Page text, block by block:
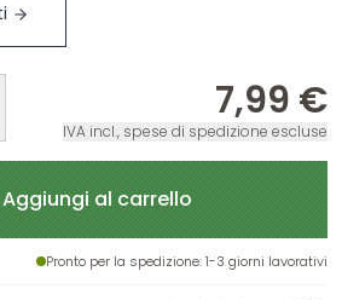
7,99 €
IVA incl., spese di spedizione escluse
Aggiungi al carrello
Pronto per la spedizione: 1-3 giorni lavorativi